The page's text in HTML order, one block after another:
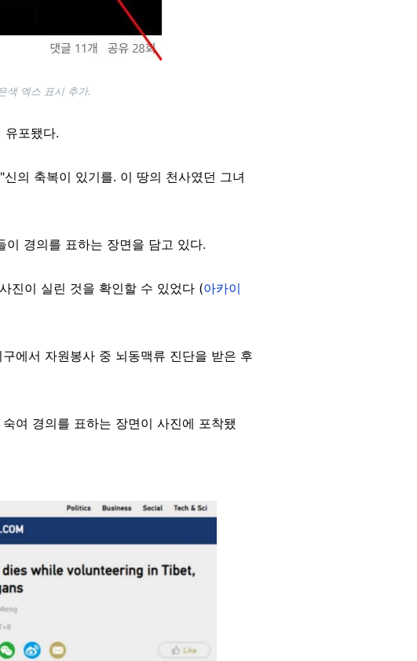
색 엑스 표시 추가.
유포됐다.
의 축복이 있기를. 이 땅의 천사였던 그녀
경의를 표하는 장면을 담고 있다.
진이 실린 것을 확인할 수 있었다 (아카이
에서 자원봉사 중 뇌동맥류 진단을 받은 후
여 경의를 표하는 장면이 사진에 포착됐